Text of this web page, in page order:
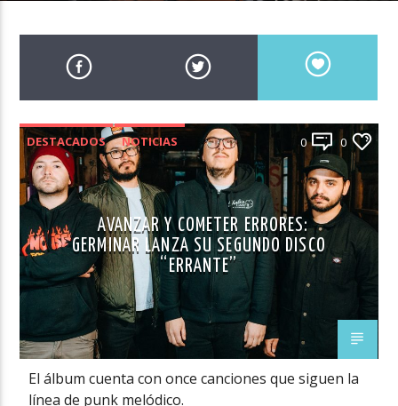
DESTACADOS NOTICIAS 0 0
AVANZAR Y COMETER ERRORES:
GERMINAR LANZA SU SEGUNDO DISCO
“ERRANTE”
El álbum cuenta con once canciones que siguen la
línea de punk melódico.